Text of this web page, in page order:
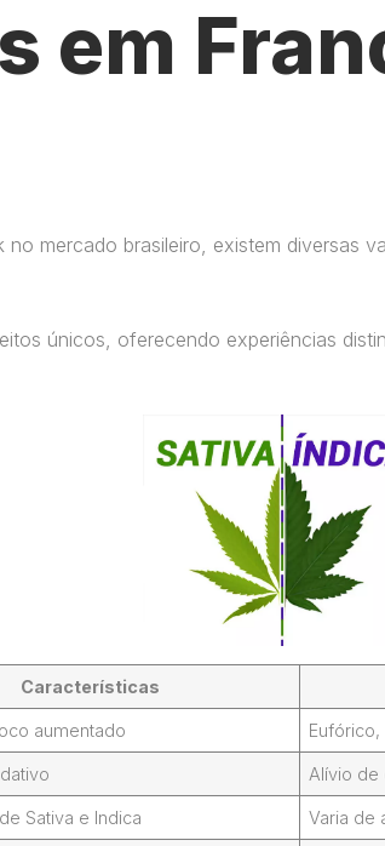
em
mercado brasileiro, existem diversas
únicos, oferecendo experiências
Características
aumentado
Alívio de
Sativa e Indica Varia de